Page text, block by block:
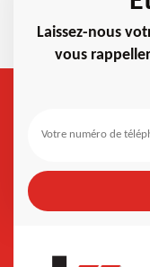
Laissez-nous
vous